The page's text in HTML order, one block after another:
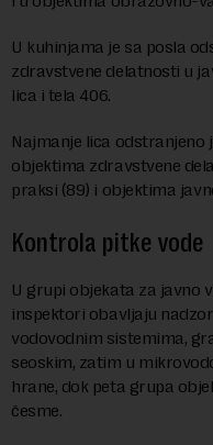
U kuhinjama je sa posla
zdravstvene delatnosti u
lica i tela 406.
Najmanje lica odstranjeno
objektima zdravstvene
praksi (89) i objektima
Kontrola pitke vode
U grupi objekata za javno
inspektori obavljaju
vodovodnim sistemima,
seoskim, zatim u
hrane, dok peta grupa
česme.